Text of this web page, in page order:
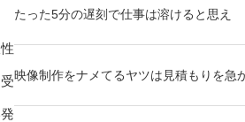
たった5分の遅刻で仕事は溶けると思え
映像制作をナメてるヤツは見積もりを急